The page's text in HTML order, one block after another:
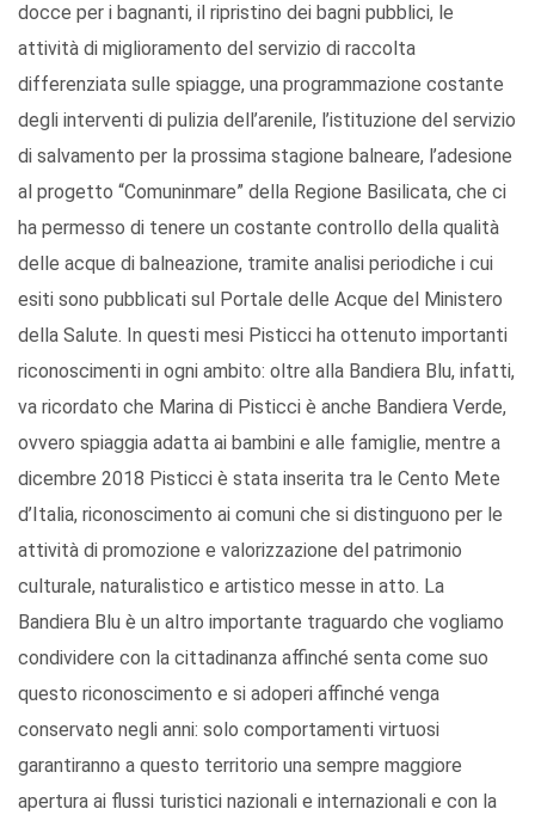
docce per i bagnanti, il ripristino dei bagni pubblici, le
attività di miglioramento del servizio di raccolta
differenziata sulle spiagge, una programmazione costante
degli interventi di pulizia dell’arenile, l’istituzione del servizio
di salvamento per la prossima stagione balneare, l’adesione
al progetto “Comuninmare” della Regione Basilicata, che ci
ha permesso di tenere un costante controllo della qualità
delle acque di balneazione, tramite analisi periodiche i cui
esiti sono pubblicati sul Portale delle Acque del Ministero
della Salute. In questi mesi Pisticci ha ottenuto importanti
riconoscimenti in ogni ambito: oltre alla Bandiera Blu, infatti,
va ricordato che Marina di Pisticci è anche Bandiera Verde,
ovvero spiaggia adatta ai bambini e alle famiglie, mentre a
dicembre 2018 Pisticci è stata inserita tra le Cento Mete
d’Italia, riconoscimento ai comuni che si distinguono per le
attività di promozione e valorizzazione del patrimonio
culturale, naturalistico e artistico messe in atto. La
Bandiera Blu è un altro importante traguardo che vogliamo
condividere con la cittadinanza affinché senta come suo
questo riconoscimento e si adoperi affinché venga
conservato negli anni: solo comportamenti virtuosi
garantiranno a questo territorio una sempre maggiore
apertura ai flussi turistici nazionali e internazionali e con la